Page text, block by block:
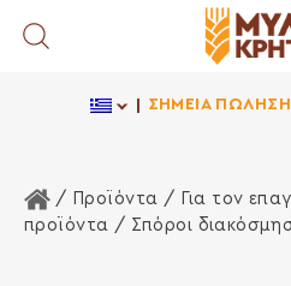
Toggle Search
ΣΗΜΕΙΑ
Αρχική Σελίδα
/ Προϊόντα / Για τον
προϊόντα / Σπόροι